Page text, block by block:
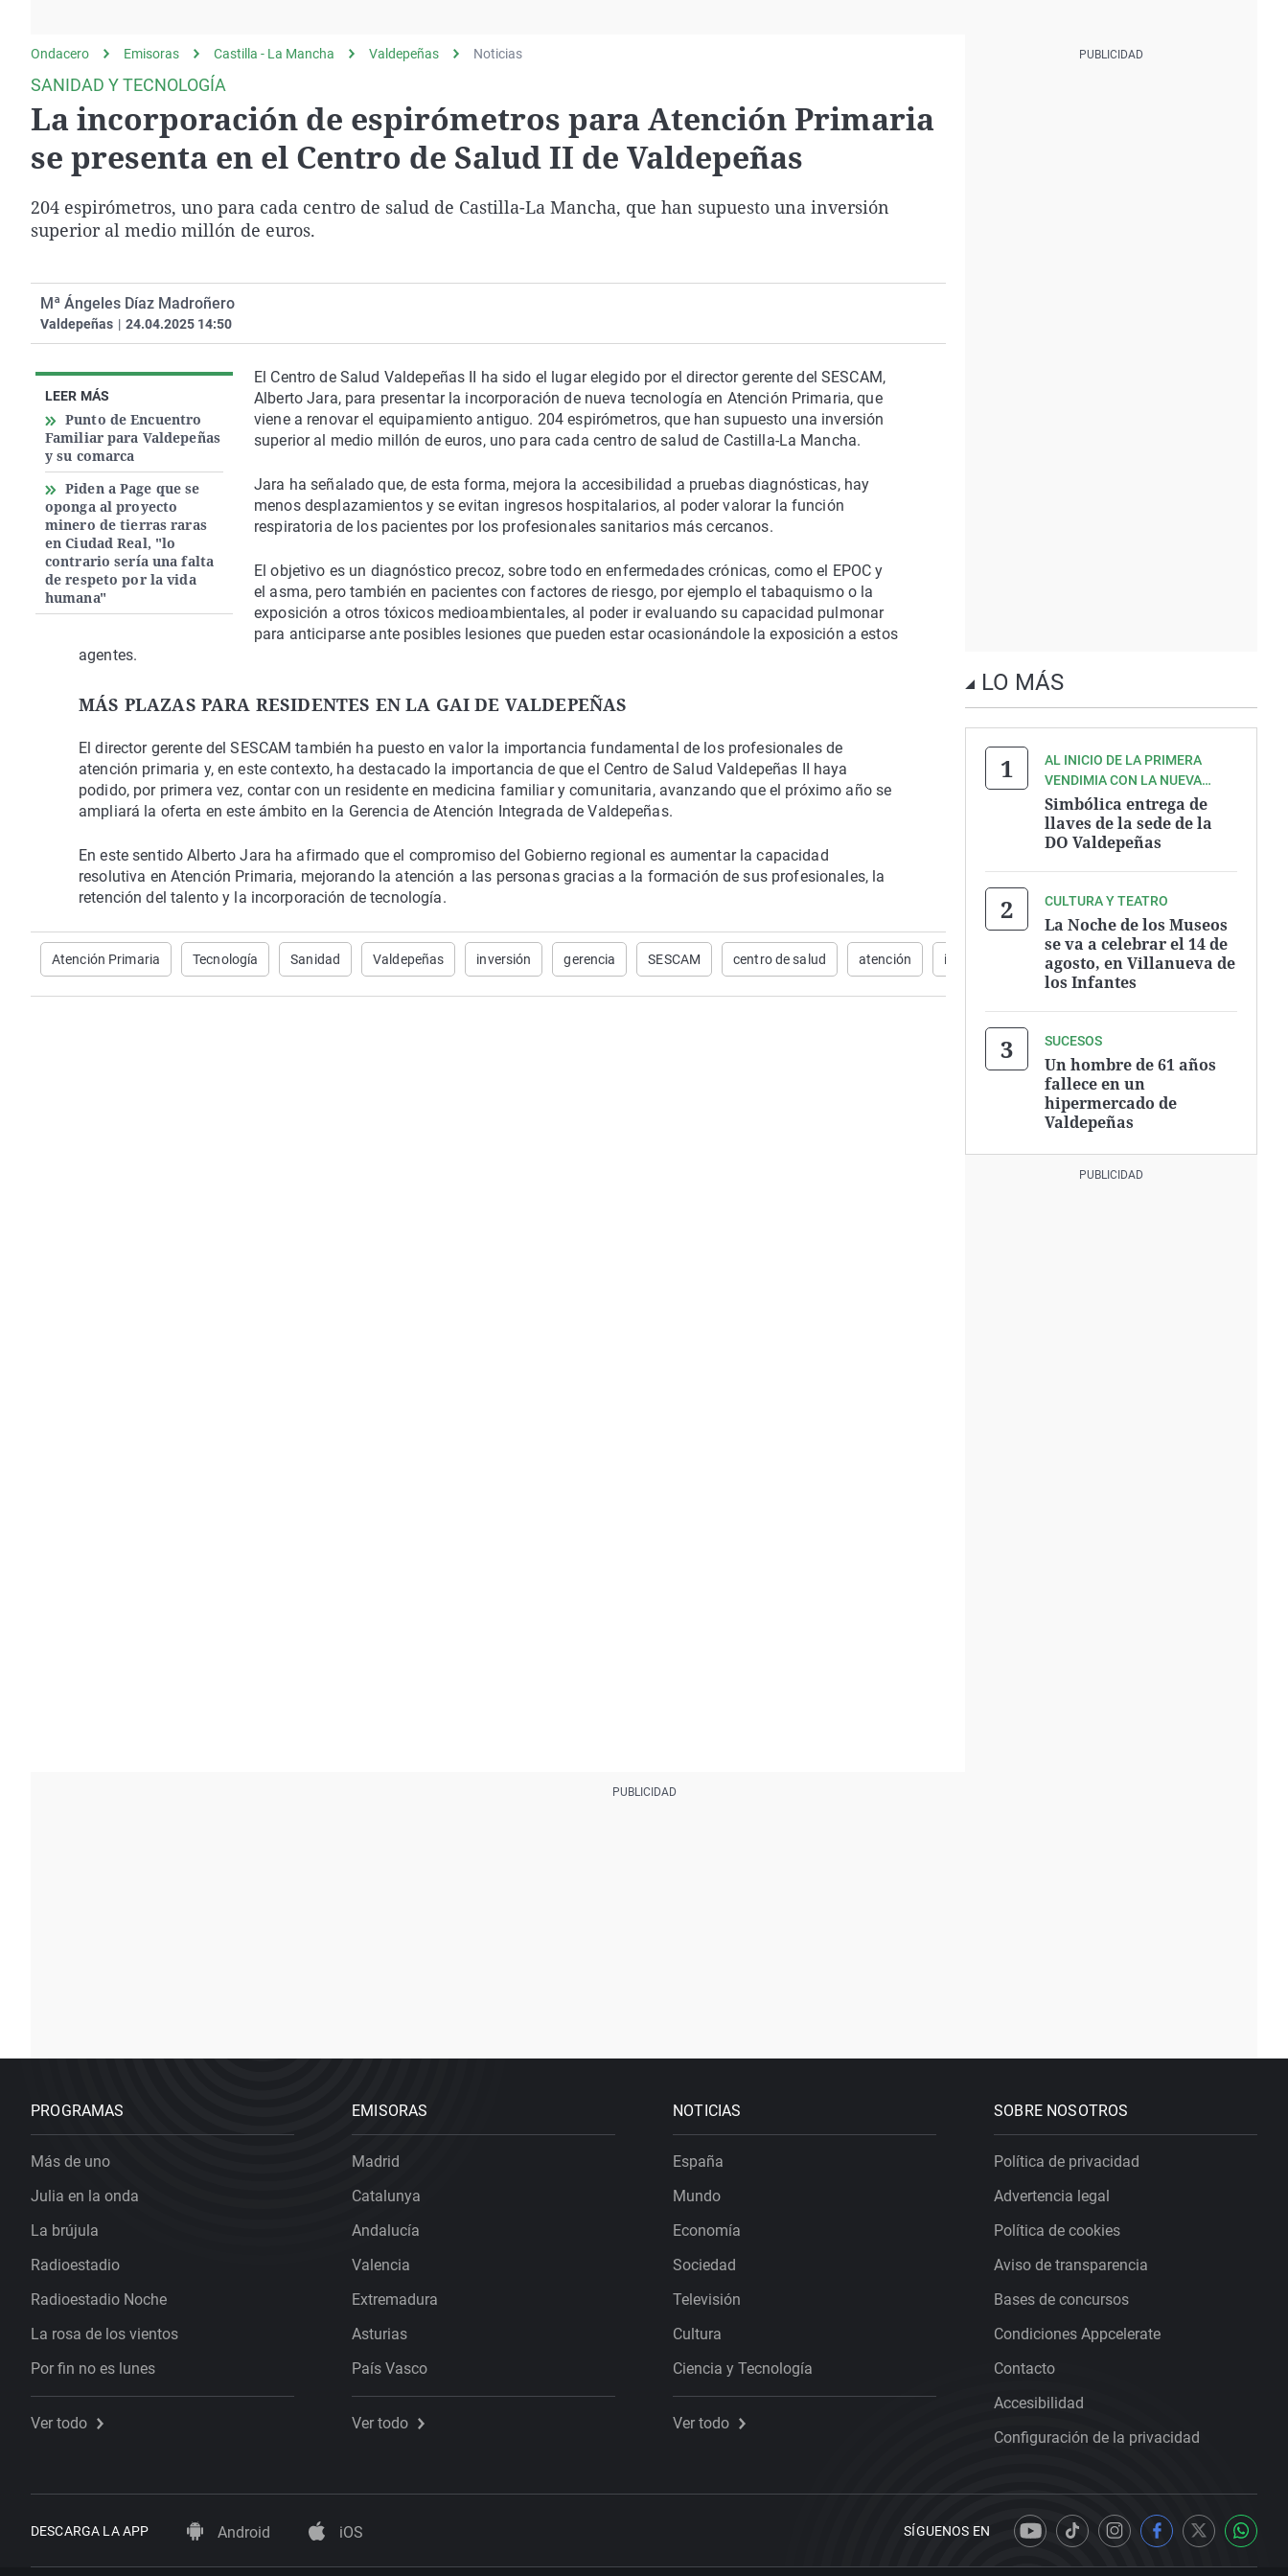
Como el perro y el
gato
Operación Viuda
Negra
País Vasco
Ondacero Emisoras Castilla - La Mancha Valdepeñas Noticias
SANIDAD Y TECNOLOGÍA
La incorporación de espirómetros para Atención Primaria
se presenta en el Centro de Salud II de Valdepeñas
204 espirómetros, uno para cada centro de salud de Castilla-La Mancha, que han supuesto una inversión
superior al medio millón de euros.
Mª Ángeles Díaz Madroñero
Valdepeñas | 24.04.2025 14:50
LEER MÁS
Punto de Encuentro
Familiar para Valdepeñas
y su comarca
Piden a Page que se
oponga al proyecto
minero de tierras raras
en Ciudad Real, "lo
contrario sería una falta
de respeto por la vida
humana"
El Centro de Salud Valdepeñas II ha sido el lugar elegido por el director gerente del SESCAM,
Alberto Jara, para presentar la incorporación de nueva tecnología en Atención Primaria, que
viene a renovar el equipamiento antiguo. 204 espirómetros, que han supuesto una inversión
superior al medio millón de euros, uno para cada centro de salud de Castilla-La Mancha.
Jara ha señalado que, de esta forma, mejora la accesibilidad a pruebas diagnósticas, hay
menos desplazamientos y se evitan ingresos hospitalarios, al poder valorar la función
respiratoria de los pacientes por los profesionales sanitarios más cercanos.
El objetivo es un diagnóstico precoz, sobre todo en enfermedades crónicas, como el EPOC y
el asma, pero también en pacientes con factores de riesgo, por ejemplo el tabaquismo o la
exposición a otros tóxicos medioambientales, al poder ir evaluando su capacidad pulmonar
para anticiparse ante posibles lesiones que pueden estar ocasionándole la exposición a estos
agentes.
MÁS PLAZAS PARA RESIDENTES EN LA GAI DE VALDEPEÑAS
El director gerente del SESCAM también ha puesto en valor la importancia fundamental de los profesionales de
atención primaria y, en este contexto, ha destacado la importancia de que el Centro de Salud Valdepeñas II haya
podido, por primera vez, contar con un residente en medicina familiar y comunitaria, avanzando que el próximo año se
ampliará la oferta en este ámbito en la Gerencia de Atención Integrada de Valdepeñas.
En este sentido Alberto Jara ha afirmado que el compromiso del Gobierno regional es aumentar la capacidad
resolutiva en Atención Primaria, mejorando la atención a las personas gracias a la formación de sus profesionales, la
retención del talento y la incorporación de tecnología.
Atención Primaria Tecnología Sanidad Valdepeñas inversión gerencia SESCAM centro de salud atención integrada Renovación enfermedades
LO MÁS
AL INICIO DE LA PRIMERA
VENDIMIA CON LA NUEVA
INTERPROFESIONAL
Simbólica entrega de
llaves de la sede de la
DO Valdepeñas
CULTURA Y TEATRO
La Noche de los Museos
se va a celebrar el 14 de
agosto, en Villanueva de
los Infantes
SUCESOS
Un hombre de 61 años
fallece en un
hipermercado de
Valdepeñas
PROGRAMAS
Más de uno
Julia en la onda
La brújula
Radioestadio
Radioestadio Noche
La rosa de los vientos
Por fin no es lunes
Ver todo
EMISORAS
Madrid
Catalunya
Andalucía
Valencia
Extremadura
Asturias
País Vasco
Ver todo
NOTICIAS
España
Mundo
Economía
Sociedad
Televisión
Cultura
Ciencia y Tecnología
Ver todo
SOBRE NOSOTROS
Política de privacidad
Advertencia legal
Política de cookies
Aviso de transparencia
Bases de concursos
Condiciones Appcelerate
Contacto
Accesibilidad
Configuración de la privacidad
DESCARGA LA APP Android iOS SÍGUENOS EN